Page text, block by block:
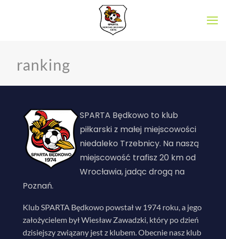
ranking
SPARTA Będkowo to klub
piłkarski z małej miejscowości
niedaleko Trzebnicy. Na naszą
miejscowość trafisz 20 km od
Wrocławia, jadąc drogą na
Poznań.
Klub SPARTA Będkowo powstał w 1974 roku, a jego
założycielem był Wiesław Zawadzki, który po dzień
dzisiejszy związany jest z klubem. Obecnie nasz klub